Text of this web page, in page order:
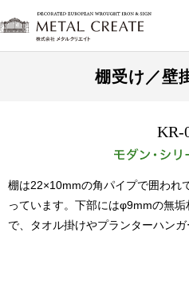
棚受け／壁
KR-
棚は22×10mmの角パイプで囲われ
っています。下部にはφ9mmの無
で、タオル掛けやプランターハン